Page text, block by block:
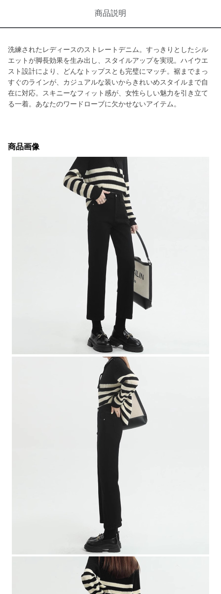
商品説明
洗練されたレディースのストレートデニム。すっきりとしたシル
エットが脚長効果を生み出し、スタイルアップを実現。ハイウエ
スト設計により、どんなトップスとも完璧にマッチ。裾までまっ
すぐのラインが、カジュアルな装いからきれいめスタイルまで自
在に対応。スキニーなフィット感が、女性らしい魅力を引き立て
る一着。あなたのワードローブに欠かせないアイテム。
商品画像